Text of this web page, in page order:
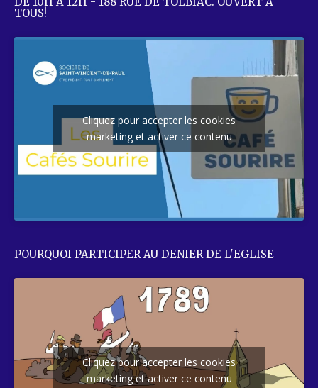
TOUS!
Cliquez pour accepter les cookies
marketing et activer ce contenu
POURQUOI PARTICIPER AU DENIER DE L'EGLISE
Cliquez pour accepter les cookies
marketing et activer ce contenu